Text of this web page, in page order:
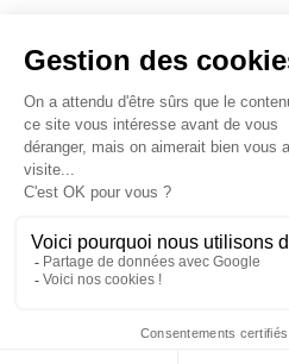
Facebook
Raison sociale : LLERENA
SIREN: 393817259 - Numéro de TVA
Agrément